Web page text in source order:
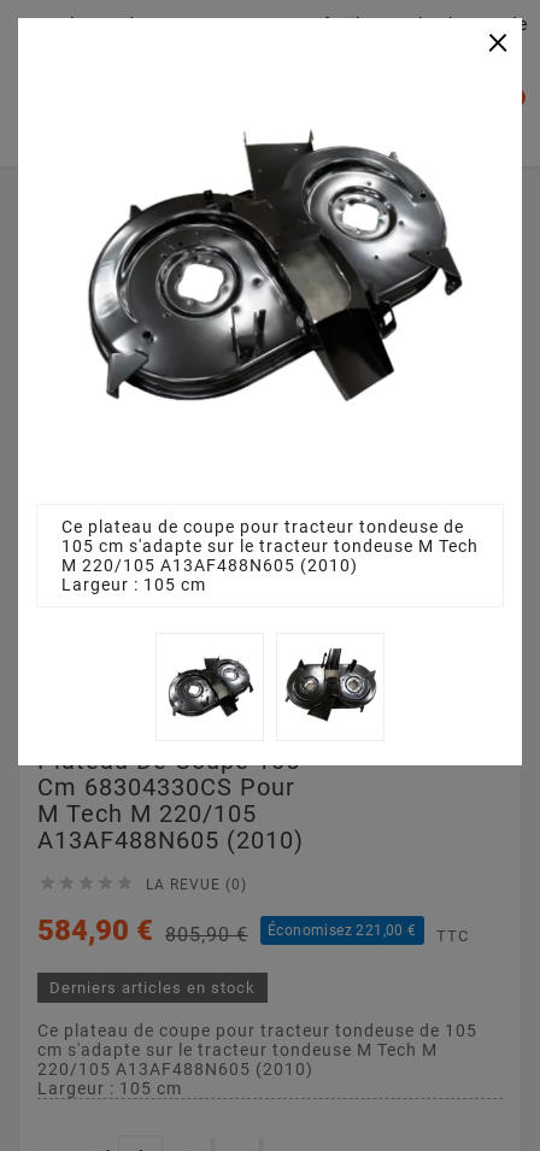
Plateaudecoupe.com : Trouver facilement le plateau de
Accueil
Plateau de coupe
Plateau de coupe 105 cm 68304330CS pour M Tech M
220/105 A13AF488N605 (2010)
Plateau De Coupe 105
Cm 68304330CS Pour
M Tech M 220/105
A13AF488N605 (2010)
     LA REVUE (0)
584,90 € 805,90 € Économisez 221,00 € TTC
Derniers articles en stock
Ce plateau de coupe pour tracteur tondeuse de 105
cm s'adapte sur le tracteur tondeuse M Tech M
220/105 A13AF488N605 (2010)
Largeur : 105 cm
×
Ce plateau de coupe pour tracteur tondeuse de
105 cm s'adapte sur le tracteur tondeuse M Tech
M 220/105 A13AF488N605 (2010)
Largeur : 105 cm